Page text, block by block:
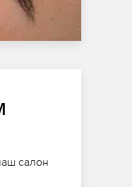
салон